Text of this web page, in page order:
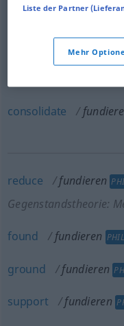
consolidate
reduce fundieren
Gegenstandstheorie:
found fundieren PHIL
ground fundieren
support fundieren
Liste der Partner
Mehr